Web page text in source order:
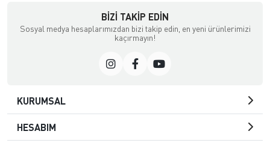
BIZI TAKIP EDIN
Sosyal medya hesaplarımızdan bizi takip edin, en yeni ürünlerimizi
kaçırmayın!
KURUMSAL
HESABIM